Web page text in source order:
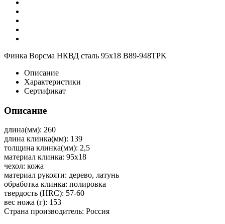
Финка Ворсма НКВД сталь 95х18 B89-948TPK
Описание
Характеристики
Сертификат
Описание
длина(мм): 260
длина клинка(мм): 139
толщина клинка(мм): 2,5
материал клинка: 95х18
чехол: кожа
материал рукояти: дерево, латунь
обработка клинка: полировка
твердость (HRC): 57-60
вес ножа (г): 153
Страна производитель: Россия